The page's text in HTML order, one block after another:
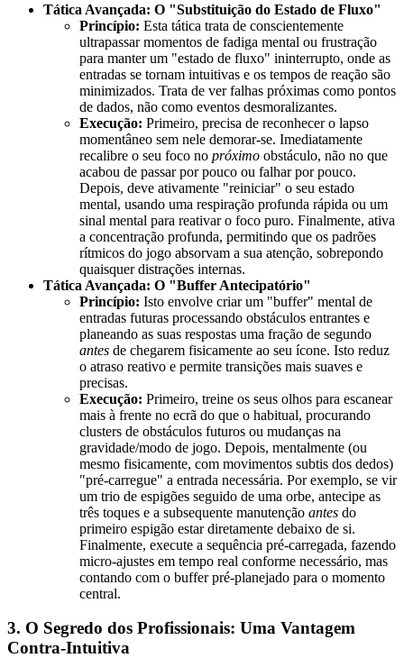
Tática Avançada: O "Substituição do Estado de Fluxo"
Princípio: Esta tática trata de conscientemente
ultrapassar momentos de fadiga mental ou frustração
para manter um "estado de fluxo" ininterrupto, onde as
entradas se tornam intuitivas e os tempos de reação são
minimizados. Trata de ver falhas próximas como pontos
de dados, não como eventos desmoralizantes.
Execução: Primeiro, precisa de reconhecer o lapso
momentâneo sem nele demorar-se. Imediatamente
recalibre o seu foco no próximo obstáculo, não no que
acabou de passar por pouco ou falhar por pouco.
Depois, deve ativamente "reiniciar" o seu estado
mental, usando uma respiração profunda rápida ou um
sinal mental para reativar o foco puro. Finalmente, ativa
a concentração profunda, permitindo que os padrões
rítmicos do jogo absorvam a sua atenção, sobrepondo
quaisquer distrações internas.
Tática Avançada: O "Buffer Antecipatório"
Princípio: Isto envolve criar um "buffer" mental de
entradas futuras processando obstáculos entrantes e
planeando as suas respostas uma fração de segundo
antes de chegarem fisicamente ao seu ícone. Isto reduz
o atraso reativo e permite transições mais suaves e
precisas.
Execução: Primeiro, treine os seus olhos para escanear
mais à frente no ecrã do que o habitual, procurando
clusters de obstáculos futuros ou mudanças na
gravidade/modo de jogo. Depois, mentalmente (ou
mesmo fisicamente, com movimentos subtis dos dedos)
"pré-carregue" a entrada necessária. Por exemplo, se vir
um trio de espigões seguido de uma orbe, antecipe as
três toques e a subsequente manutenção antes do
primeiro espigão estar diretamente debaixo de si.
Finalmente, execute a sequência pré-carregada, fazendo
micro-ajustes em tempo real conforme necessário, mas
contando com o buffer pré-planejado para o momento
central.
3. O Segredo dos Profissionais: Uma Vantagem
Contra-Intuitiva